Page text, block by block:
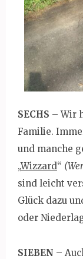
SECHS – Wir
Familie.
und manche
„Wizzard“
sind leicht
Glück dazu
oder
SIEBEN –